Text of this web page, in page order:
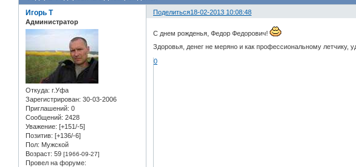
Поделиться18-02-2013 10:08:48
Игорь Т
Администратор
Откуда: г.Уфа
Зарегистрирован: 30-03-2006
Приглашений: 0
Сообщений: 2428
Уважение: [+151/-5]
Позитив: [+136/-6]
Пол: Мужской
Возраст: 59 [1966-09-27]
Провел на форуме:
С днем рожденья, Федор Федорович!
Здоровья, денег не меряно и как профессиональному летчику,
0